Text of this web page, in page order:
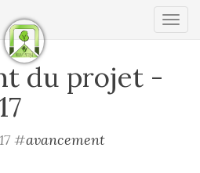
du projet -
#avancement